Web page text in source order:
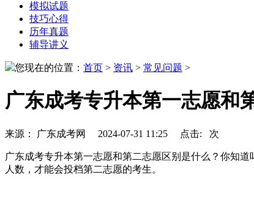
模拟试题
技巧心得
历年真题
辅导讲义
您现在的位置： 首页 > 资讯 > 常见问题 >
广东成考专升本第一志愿和
来源： 广东成考网 2024-07-31 11:25 点击: 次
广东成考专升本第一志愿和第二志愿区别是什么？你知
人数，才能会投档第二志愿的考生。